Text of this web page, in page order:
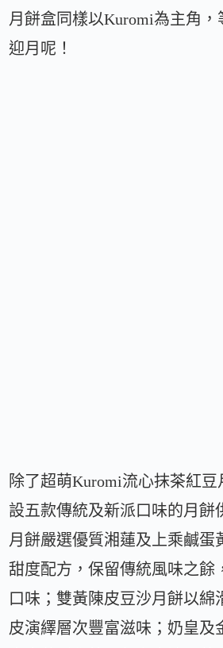
月餅盒同樣以Kuromi為主角，
迎月呢！
除了超萌Kuromi流心抹茶紅
設五款傳統及新派口味的月餅
月餅嚴選優質湘蓮及上乘鹹蛋
甜度配方，保留傳統風味之餘
口味；雙黃陳皮豆沙月餅以綿
皮演繹層次豐富滋味；奶皇及